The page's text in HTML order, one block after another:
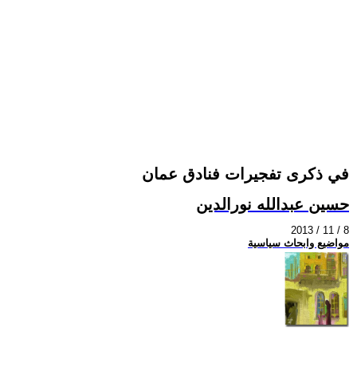
في ذكرى تفجيرات فنادق عمان
حسين عبدالله نورالدين
2013 / 11 / 8
مواضيع وابحاث سياسية